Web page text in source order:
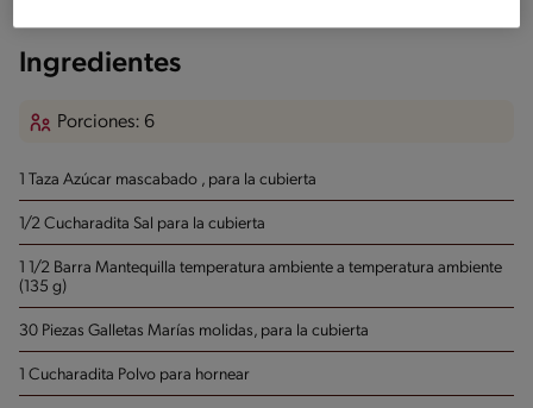
Ingredientes
Porciones: 6
1 Taza Azúcar mascabado , para la cubierta
1/2 Cucharadita Sal para la cubierta
1 1/2 Barra Mantequilla temperatura ambiente a temperatura ambiente
(135 g)
30 Piezas Galletas Marías molidas, para la cubierta
1 Cucharadita Polvo para hornear